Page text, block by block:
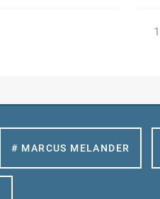
# MARCUS MELANDER